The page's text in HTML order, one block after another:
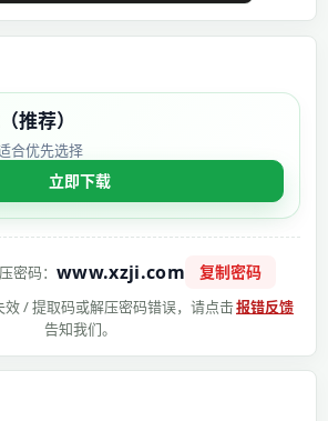
推荐）
合优先选择
立即下载
密码：www.xzji.com 复制密码
/ 提取码或解压密码错误，请点击报错反馈
告知我们。